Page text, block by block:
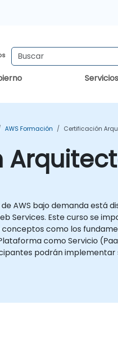
Servicios
AWS Formación Certificación
AWS bajo demanda está
Services. Este curso se
como los
como Servicio
podrán implementar